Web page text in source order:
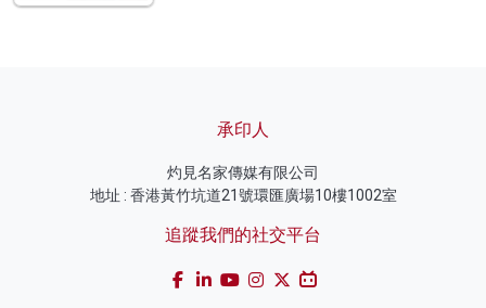
承印人
灼見名家傳媒有限公司
地址 : 香港黃竹坑道21號環匯廣場10樓1002室
追蹤我們的社交平台